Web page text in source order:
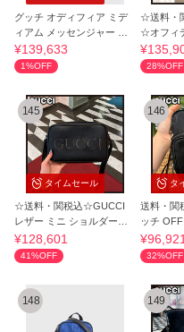
グッチ オディフィア ミデ
ィアム メッセンジャー ク
ロスバッグ
¥139,633
1%OFF
☆送料・
☆オフィ
バッグ
28%OFF
タイムセール
145
☆送料・関税込☆GUCCI
レザー ミニ ショルダーバ
ッグ
¥128,601
41%OFF
タ
146
送料・関
ッチ
ルダーバ
¥96,921
32%OFF
148 149